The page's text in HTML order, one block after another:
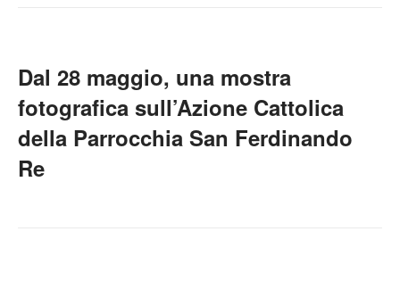
Dal 28 maggio, una mostra
fotografica sull’Azione Cattolica
della Parrocchia San Ferdinando
Re